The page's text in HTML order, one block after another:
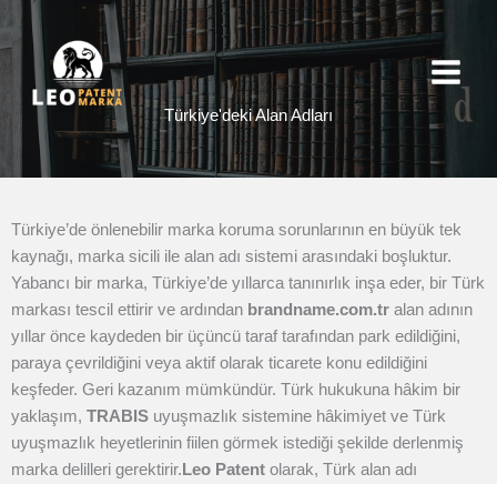
İçeriğe
Türkiye'deki Alan Adları
Türkiye’de önlenebilir marka koruma sorunlarının en büyük tek
kaynağı, marka sicili ile alan adı sistemi arasındaki boşluktur.
Yabancı bir marka, Türkiye’de yıllarca tanınırlık inşa eder, bir Türk
markası tescil ettirir ve ardından brandname.com.tr alan adının
yıllar önce kaydeden bir üçüncü taraf tarafından park edildiğini,
paraya çevrildiğini veya aktif olarak ticarete konu edildiğini
keşfeder. Geri kazanım mümkündür. Türk hukukuna hâkim bir
yaklaşım, TRABIS uyuşmazlık sistemine hâkimiyet ve Türk
uyuşmazlık heyetlerinin fiilen görmek istediği şekilde derlenmiş
marka delilleri gerektirir.Leo Patent olarak, Türk alan adı